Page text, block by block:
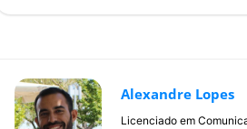
Alexandre Lopes
Licenciado em